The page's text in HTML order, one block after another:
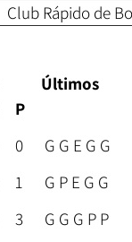
Club Rápido de
Últimos
P
0
G G E G G
1
G P E G G
3
G G G P P